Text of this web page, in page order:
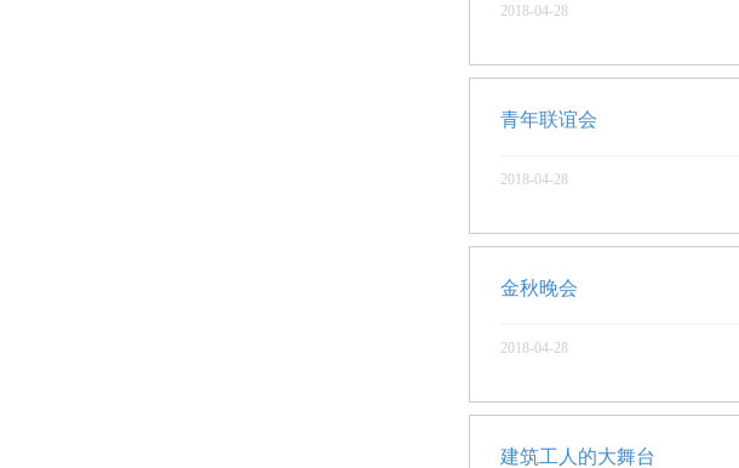
2018-04-28
青年联谊会
2018-04-28
金秋晚会
2018-04-28
建筑工人的大舞台